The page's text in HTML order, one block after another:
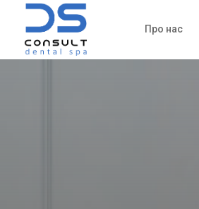
Про нас